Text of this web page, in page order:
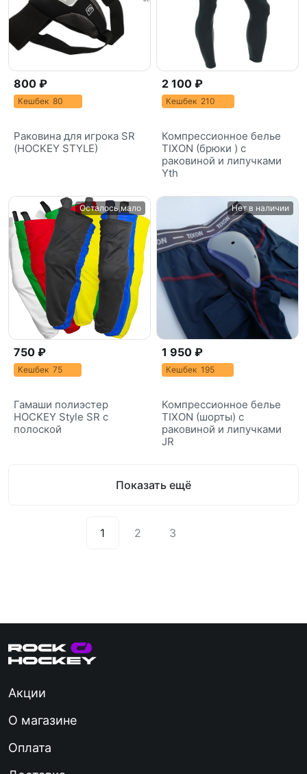
800 ₽
Кешбек 80
Раковина для игрока SR
(HOCKEY STYLE)
2 100 ₽
Кешбек 210
Компрессионное белье
TIXON (брюки ) с
раковиной и липучками
Yth
Осталось мало
750 ₽
Кешбек 75
Гамаши полиэстер
HOCKEY Style SR с
полоской
Нет в наличии
1 950 ₽
Кешбек 195
Компрессионное белье
TIXON (шорты) c
раковиной и липучками
JR
Показать ещё
1 2 3
Акции
О магазине
Оплата